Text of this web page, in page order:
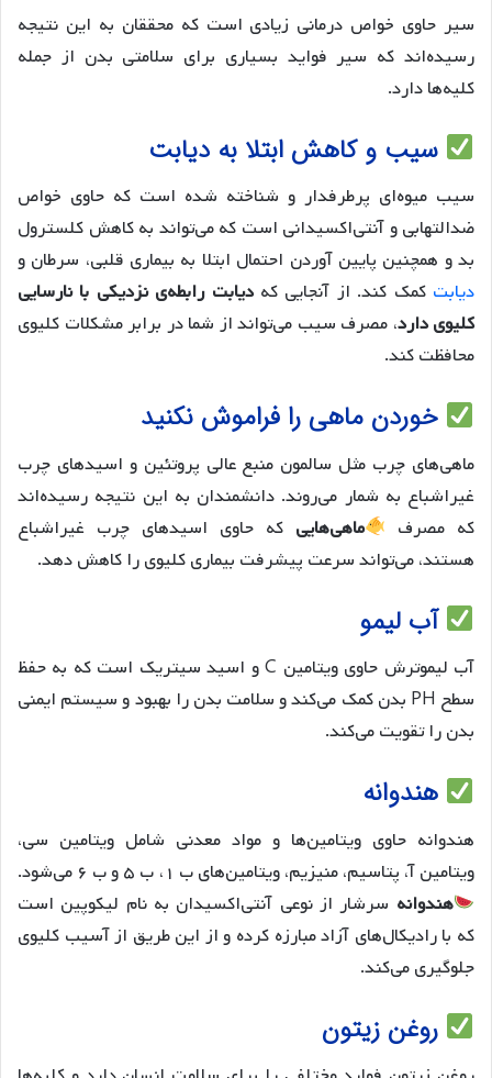
سیر حاوی خواص درمانی زیادی است که محققان به این نتیجه
رسیده‌اند که سیر فواید بسیاری برای سلامتی بدن از جمله
کلیه‌ها دارد.
سیب و کاهش ابتلا به دیابت
سیب میوه‌ای پرطرفدار و شناخته شده است که حاوی خواص
ضدالتهابی و آنتی‌اکسیدانی است که می‌تواند به کاهش کلسترول
بد و همچنین پایین آوردن احتمال ابتلا به بیماری قلبی، سرطان و
دیابت کمک کند. از آنجایی کهدیابت رابطه‌ی نزدیکی با نارسایی
کلیوی دارد، مصرف سیب می‌تواند از شما در برابر مشکلات کلیوی
محافظت کند.
خوردن ماهی را فراموش نکنید
ماهی‌های چرب مثل سالمون منبع عالی پروتئین و اسیدهای چرب
غیراشباع به شمار می‌روند. دانشمندان به این نتیجه رسیده‌اند
که مصرف
ماهی‌هایی که حاوی اسیدهای چرب غیراشباع
هستند، می‌تواند سرعت پیشرفت بیماری کلیوی را کاهش دهد.
آب لیمو
آب لیموترش حاوی ویتامین C و اسید سیتریک است که به حفظ
سطح PH بدن کمک می‌کند و سلامت بدن را بهبود و سیستم ایمنی
بدن را تقویت می‌کند.
هندوانه
هندوانه حاوی ویتامین‌ها و مواد معدنی شامل ویتامین سی،
ویتامین آ، پتاسیم، منیزیم، ویتامین‌های ب ۱، ب ۵ و ب ۶ می‌شود.
هندوانه سرشار از نوعی آنتی‌اکسیدان به نام لیکوپین است
که با رادیکال‌های آزاد مبارزه کرده و از این طریق از آسیب کلیوی
جلوگیری می‌کند.
روغن زیتون